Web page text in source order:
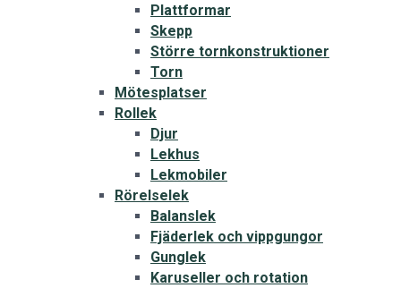
Plattformar
Skepp
Större tornkonstruktioner
Torn
Mötesplatser
Rollek
Djur
Lekhus
Lekmobiler
Rörelselek
Balanslek
Fjäderlek och vippgungor
Gunglek
Karuseller och rotation